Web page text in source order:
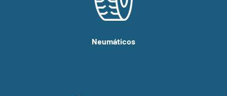
Neumáticos